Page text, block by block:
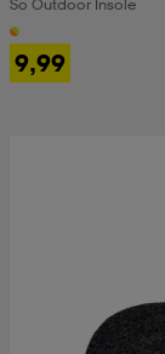
So Outdoor Insole
9,99